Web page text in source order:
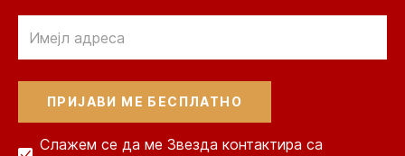
Слажем се да ме Звезда контактира са